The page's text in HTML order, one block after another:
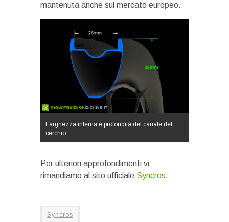
mantenuta anche sul mercato europeo.
Larghezza interna e profondità del canale del
cerchio.
Per ulteriori approfondimenti vi
rimandiamo al sito ufficiale Syncros.
Syncros